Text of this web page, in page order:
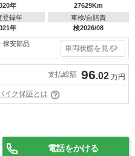
年
27629Km
登録年
年
車検/自賠責
検2026/08
保安部品
車両状態を見る
支払総額 96.02 万円
イク保証とは
電話をかける